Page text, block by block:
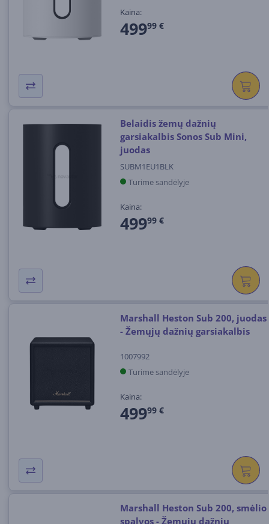
Kaina:
49999 €
Belaidis žemų dažnių
garsiakalbis Sonos Sub Mini,
juodas
SUBM1EU1BLK
Turime sandėlyje
Kaina:
49999 €
Marshall Heston Sub 200, juodas
- Žemųjų dažnių garsiakalbis
1007992
Turime sandėlyje
Kaina:
49999 €
Marshall Heston Sub 200, smėlio
spalvos - Žemųjų dažnių